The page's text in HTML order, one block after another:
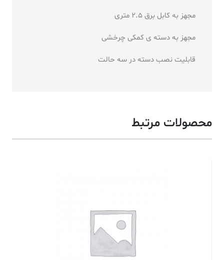
مجهز به کابل برق 2.5 متری
مجهز به دسته ی کمکی چرخشی
قابلیت نصب دسته در سه حالت
محصولات مرتبط